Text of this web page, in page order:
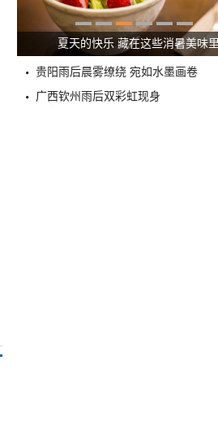
广西南宁：盛夏里的“绿野仙踪”
贵阳雨后晨雾缭绕 宛如水墨画卷
广西钦州雨后双彩虹现身